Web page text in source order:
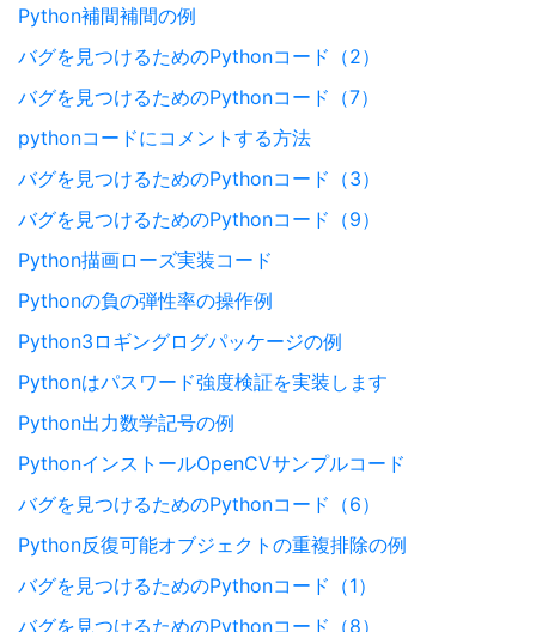
Python補間補間の例
バグを見つけるためのPythonコード（2）
バグを見つけるためのPythonコード（7）
pythonコードにコメントする方法
バグを見つけるためのPythonコード（3）
バグを見つけるためのPythonコード（9）
Python描画ローズ実装コード
Pythonの負の弾性率の操作例
Python3ロギングログパッケージの例
Pythonはパスワード強度検証を実装します
Python出力数学記号の例
PythonインストールOpenCVサンプルコード
バグを見つけるためのPythonコード（6）
Python反復可能オブジェクトの重複排除の例
バグを見つけるためのPythonコード（1）
バグを見つけるためのPythonコード（8）